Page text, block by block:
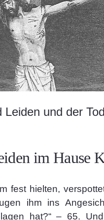
Leiden und der
im Hause
fest hielten,
ihm ins
hat?“ – 65.